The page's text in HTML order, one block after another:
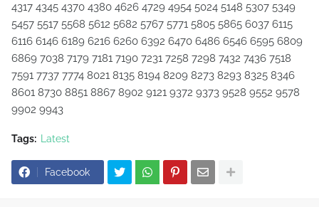
4317 4345 4370 4380 4626 4729 4954 5024 5148 5307 5349
5457 5517 5568 5612 5682 5767 5771 5805 5865 6037 6115
6116 6146 6189 6216 6260 6392 6470 6486 6546 6595 6809
6869 7038 7179 7181 7190 7231 7258 7298 7432 7436 7518
7591 7737 7774 8021 8135 8194 8209 8273 8293 8325 8346
8601 8730 8851 8867 8902 9121 9372 9373 9528 9552 9578
9902 9943
Tags: Latest
Facebook